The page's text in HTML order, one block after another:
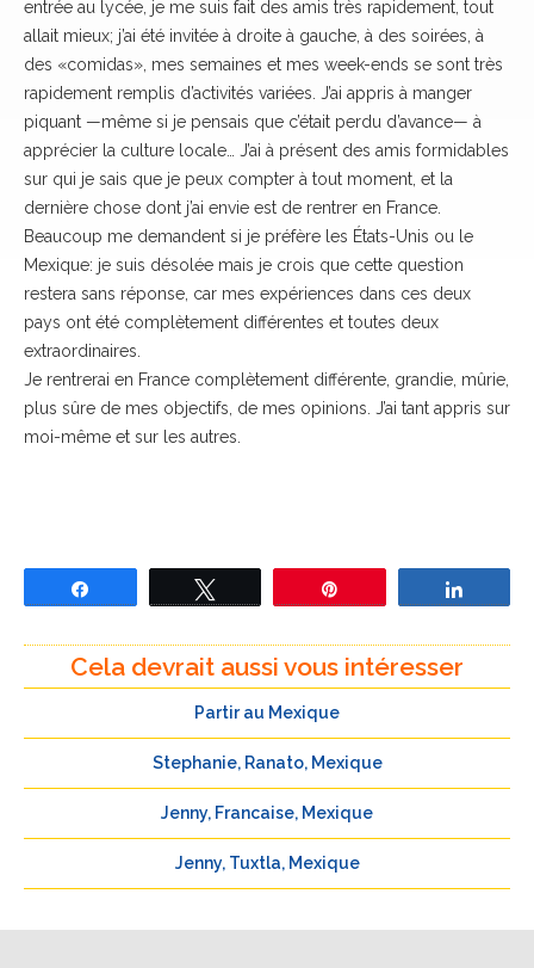
entrée au lycée, je me suis fait des amis très rapidement, tout
allait mieux; j’ai été invitée à droite à gauche, à des soirées, à
des «comidas», mes semaines et mes week-ends se sont très
rapidement remplis d’activités variées. J’ai appris à manger
piquant —même si je pensais que c’était perdu d’avance— à
apprécier la culture locale… J’ai à présent des amis formidables
sur qui je sais que je peux compter à tout moment, et la
dernière chose dont j’ai envie est de rentrer en France.
Beaucoup me demandent si je préfère les États-Unis ou le
Mexique: je suis désolée mais je crois que cette question
restera sans réponse, car mes expériences dans ces deux
pays ont été complètement différentes et toutes deux
extraordinaires.
Je rentrerai en France complètement différente, grandie, mûrie,
plus sûre de mes objectifs, de mes opinions. J’ai tant appris sur
moi-même et sur les autres.
Cela devrait aussi vous intéresser
Partir au Mexique
Stephanie, Ranato, Mexique
Jenny, Francaise, Mexique
Jenny, Tuxtla, Mexique